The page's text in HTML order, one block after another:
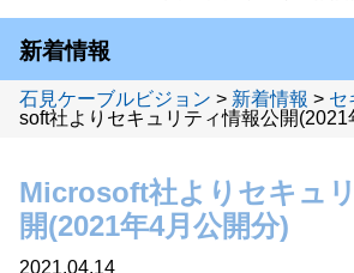
新着情報
石見ケーブルビジョン > 新着情報 > セ
soft社よりセキュリティ情報公開(2021
Microsoft社よりセキュ
開(2021年4月公開分)
2021.04.14